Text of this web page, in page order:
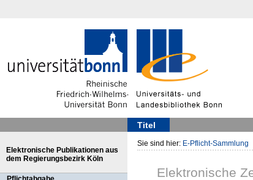
Titel
Elektronische Publikationen aus
dem Regierungsbezirk Köln
Sie sind hier: E-Pflicht-Sammlung
Elektronische